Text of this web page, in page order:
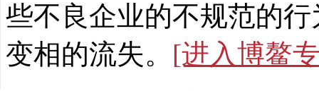
些不良企业的不规范的
变相的流失。 [进入博鳌